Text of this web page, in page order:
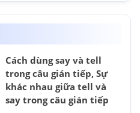
Cách dùng say và tell
trong câu gián tiếp, Sự
khác nhau giữa tell và
say trong câu gián tiếp